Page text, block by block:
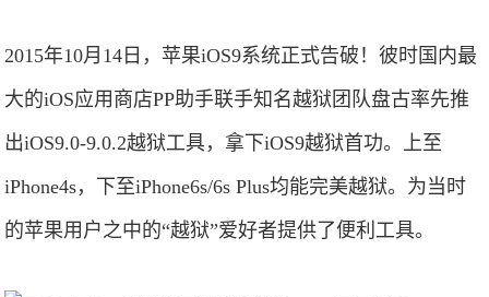
2015年10月14日，苹果iOS9系统正式告破！彼时国内最
大的iOS应用商店PP助手联手知名越狱团队盘古率先推
出iOS9.0-9.0.2越狱工具，拿下iOS9越狱首功。上至
iPhone4s，下至iPhone6s/6s Plus均能完美越狱。为当时
的苹果用户之中的“越狱”爱好者提供了便利工具。